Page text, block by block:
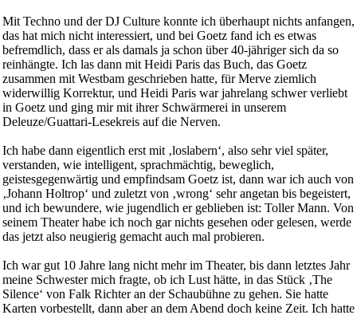
Mit Techno und der DJ Culture konnte ich überhaupt nichts anfangen,
das hat mich nicht interessiert, und bei Goetz fand ich es etwas
befremdlich, dass er als damals ja schon über 40-jähriger sich da so
reinhängte. Ich las dann mit Heidi Paris das Buch, das Goetz
zusammen mit Westbam geschrieben hatte, für Merve ziemlich
widerwillig Korrektur, und Heidi Paris war jahrelang schwer verliebt
in Goetz und ging mir mit ihrer Schwärmerei in unserem
Deleuze/Guattari-Lesekreis auf die Nerven.
Ich habe dann eigentlich erst mit ‚loslabern‘, also sehr viel später,
verstanden, wie intelligent, sprachmächtig, beweglich,
geistesgegenwärtig und empfindsam Goetz ist, dann war ich auch von
‚Johann Holtrop‘ und zuletzt von ‚wrong‘ sehr angetan bis begeistert,
und ich bewundere, wie jugendlich er geblieben ist: Toller Mann. Von
seinem Theater habe ich noch gar nichts gesehen oder gelesen, werde
das jetzt also neugierig gemacht auch mal probieren.
Ich war gut 10 Jahre lang nicht mehr im Theater, bis dann letztes Jahr
meine Schwester mich fragte, ob ich Lust hätte, in das Stück ‚The
Silence‘ von Falk Richter an der Schaubühne zu gehen. Sie hatte
Karten vorbestellt, dann aber an dem Abend doch keine Zeit. Ich hatte